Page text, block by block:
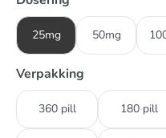
25mg 50mg
Verpakking
360 pill 180 pill